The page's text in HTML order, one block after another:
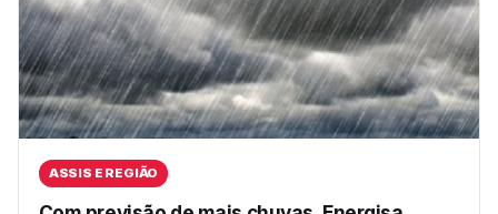
ASSIS E REGIÃO